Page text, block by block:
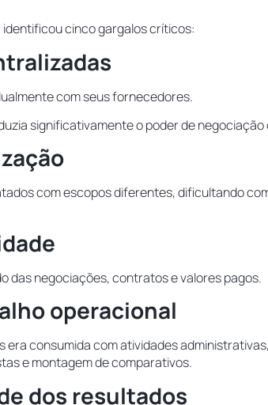
identificou cinco gargalos críticos:
com seus fornecedores.
significativamente o poder de
com escopos diferentes, dificultando
das negociações, contratos e valores pagos.
operacional
era consumida com atividades
e montagem de comparativos.
dos resultados